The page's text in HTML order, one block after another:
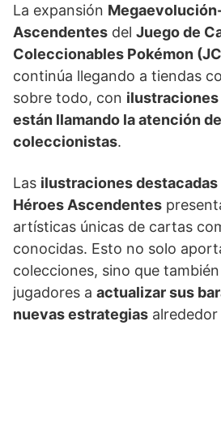
La expansión
Ascendentes del Juego de
Coleccionables Pokémon
continúa llegando a tiendas
sobre todo, con ilustraciones
están llamando la atención
coleccionistas.
Las ilustraciones
Héroes Ascendentes
artísticas únicas de cartas
conocidas. Esto no solo
colecciones, sino que
jugadores a actualizar sus
nuevas estrategias